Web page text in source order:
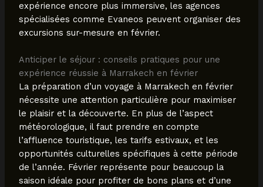
expérience encore plus immersive, les agences
spécialisées comme Evaneos peuvent organiser des
excursions sur-mesure en février.
Anticiper le séjour : conseils pratiques pour une
expérience réussie à Marrakech en février
La préparation d’un voyage à Marrakech en février
nécessite une attention particulière pour maximiser
le plaisir et la découverte. En plus de l’aspect
météorologique, il faut prendre en compte
l’affluence touristique, les tarifs estivaux, et les
opportunités culturelles spécifiques à cette période
de l’année. Février représente pour beaucoup la
saison idéale pour profiter de bons plans et d’une